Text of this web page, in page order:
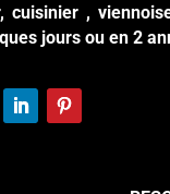
cuisinier ,
jours ou en 2